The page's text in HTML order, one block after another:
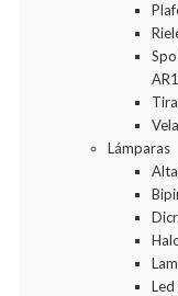
Lámparas